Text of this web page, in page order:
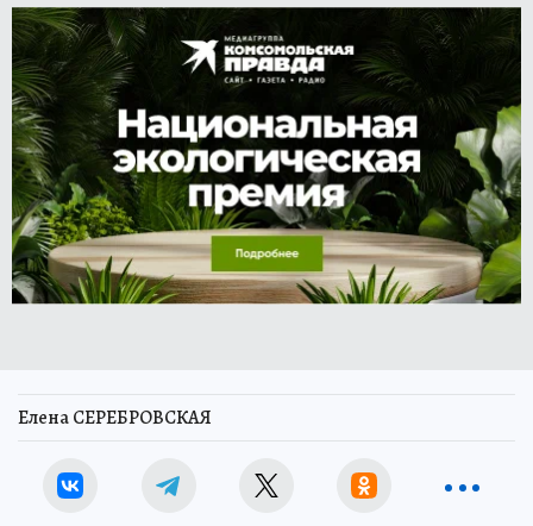
Елена СЕРЕБРОВСКАЯ